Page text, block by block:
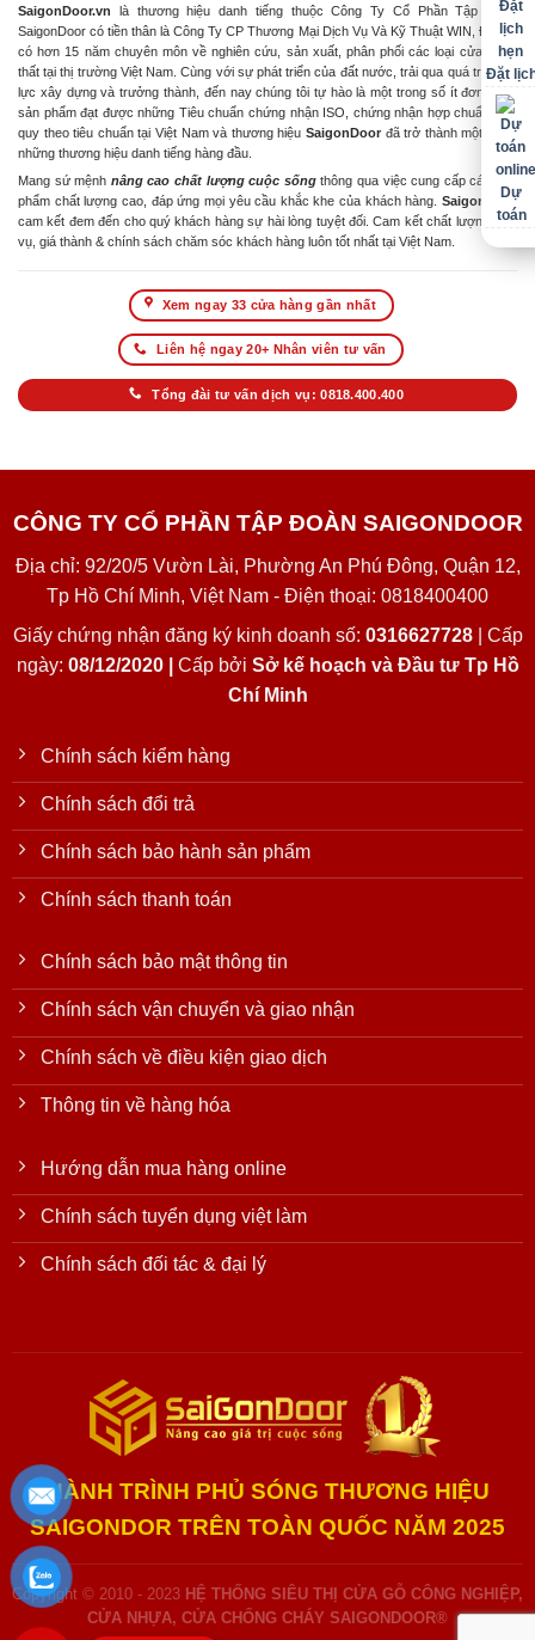
SaigonDoor.vn là thương hiệu danh tiếng thuộc Công Ty Cổ Phần Tập Đoàn
SaigonDoor có tiền thân là Công Ty CP Thương Mại Dịch Vụ Và Kỹ Thuật WIN, Đơn vị
có hơn 15 năm chuyên môn về nghiên cứu, sản xuất, phân phối các loại cửa & nội
thất tại thị trường Việt Nam. Cùng với sự phát triển của đất nước, trải qua quá trình nỗ
lực xây dựng và trưởng thành, đến nay chúng tôi tự hào là một trong số ít đơn vị có
sản phẩm đạt được những Tiêu chuẩn chứng nhận ISO, chứng nhận hợp chuẩn hợp
quy theo tiêu chuẩn tại Việt Nam và thương hiệu SaigonDoor đã trở thành một trong
những thương hiệu danh tiếng hàng đầu.
Mang sứ mệnh nâng cao chất lượng cuộc sốngthông qua việc cung cấp các sản
phẩm chất lượng cao, đáp ứng mọi yêu cầu khắc khe của khách hàng. SaigonDoor
cam kết đem đến cho quý khách hàng sự hài lòng tuyệt đối. Cam kết chất lượng dịch
vụ, giá thành & chính sách chăm sóc khách hàng luôn tốt nhất tại Việt Nam.
Xem ngay 33 cửa hàng gần nhất
Liên hệ ngay 20+ Nhân viên tư vấn
Tổng đài tư vấn dịch vụ: 0818.400.400
CÔNG TY CỔ PHẦN TẬP ĐOÀN SAIGONDOOR
Địa chỉ: 92/20/5 Vườn Lài, Phường An Phú Đông, Quận 12,
Tp Hồ Chí Minh, Việt Nam - Điện thoại: 0818400400
Giấy chứng nhận đăng ký kinh doanh số: 0316627728| Cấp
ngày: 08/12/2020 | Cấp bởi Sở kế hoạch và Đầu tư Tp Hồ
Chí Minh
Chính sách kiểm hàng
Chính sách đổi trả
Chính sách bảo hành sản phẩm
Chính sách thanh toán
Chính sách bảo mật thông tin
Chính sách vận chuyển và giao nhận
Chính sách về điều kiện giao dịch
Thông tin về hàng hóa
Hướng dẫn mua hàng online
Chính sách tuyển dụng việt làm
Chính sách đối tác & đại lý
HÀNH TRÌNH PHỦ SÓNG THƯƠNG HIỆU
SAIGONDOR TRÊN TOÀN QUỐC NĂM 2025
Copyright © 2010 - 2023 HỆ THỐNG SIÊU THỊ CỬA GỖ CÔNG NGHIỆP,
CỬA NHỰA, CỬA CHỐNG CHÁY SAIGONDOOR®
Đặt
Dự
toán